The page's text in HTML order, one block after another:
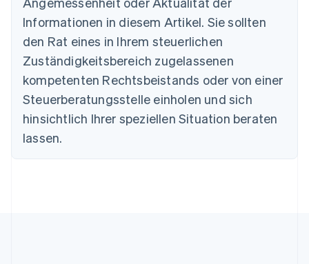
Informationen in diesem Artikel. Sie sollten
den Rat eines in Ihrem steuerlichen
Zuständigkeitsbereich zugelassenen
kompetenten Rechtsbeistands oder von einer
Steuerberatungsstelle einholen und sich
hinsichtlich Ihrer speziellen Situation beraten
lassen.
English
Dänemark
English
Deutschland
DeutschEnglish
Estland
Festlandchina
简体中文English
Finnland
English
Frankreich